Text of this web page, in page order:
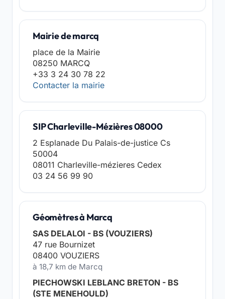
Mairie de marcq
place de la Mairie
08250 MARCQ
+33 3 24 30 78 22
Contacter la mairie
SIP Charleville-Mézières 08000
2 Esplanade Du Palais-de-justice Cs
50004
08011 Charleville-mézieres Cedex
03 24 56 99 90
Géomètres à Marcq
SAS DELALOI - BS (VOUZIERS)
47 rue Bournizet
08400 VOUZIERS
à 18,7 km de Marcq
PIECHOWSKI LEBLANC BRETON - BS
(STE MENEHOULD)